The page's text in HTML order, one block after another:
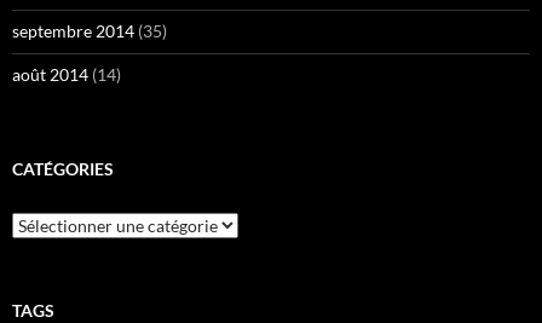
septembre 2014 (35)
août 2014 (14)
CATÉGORIES
Catégories
TAGS